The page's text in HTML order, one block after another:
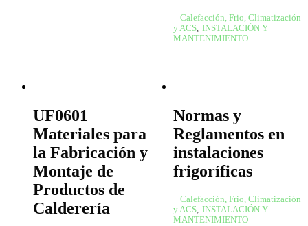
Calefacción, Frio, Climatización
y ACS, INSTALACIÓN Y
MANTENIMIENTO
UF0601
Materiales para
la Fabricación y
Montaje de
Productos de
Calderería
Normas y
Reglamentos en
instalaciones
frigoríficas
Calefacción, Frio, Climatización
y ACS, INSTALACIÓN Y
MANTENIMIENTO